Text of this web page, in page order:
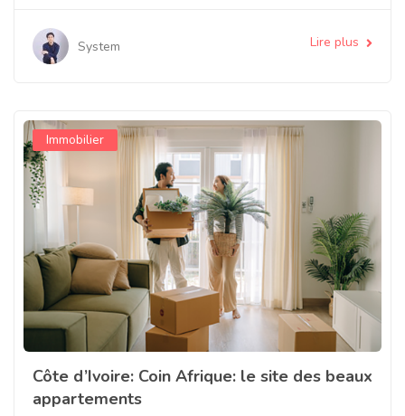
System Lire plus
Immobilier
Côte d’Ivoire: Coin Afrique: le site des beaux
appartements